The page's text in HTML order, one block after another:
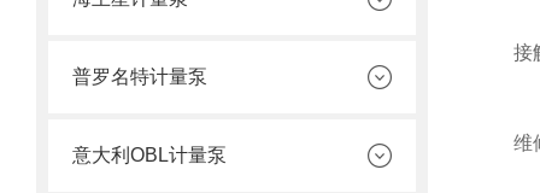
普罗名特计量泵
意大利OBL计量泵
接触
维修